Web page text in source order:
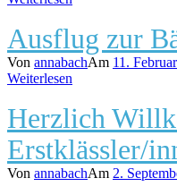
Ausflug zur
Von annabachAm 11.
Weiterlesen
Herzlich
Erstklässler/
Von annabachAm 2.